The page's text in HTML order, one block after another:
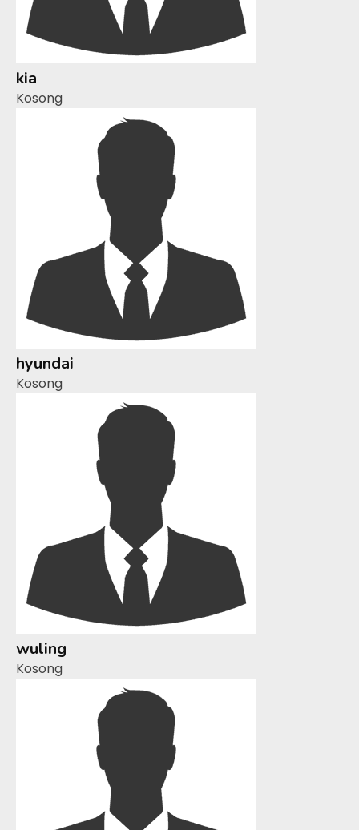
kia
Kosong
hyundai
Kosong
wuling
Kosong